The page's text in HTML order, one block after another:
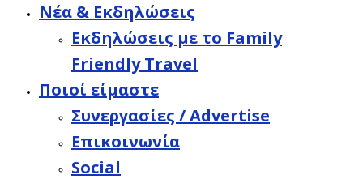
Νέα & Εκδηλώσεις
Εκδηλώσεις με το Family
Friendly Travel
Ποιοί είμαστε
Συνεργασίες / Advertise
Επικοινωνία
Social